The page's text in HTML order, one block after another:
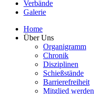
Verbände
Galerie
Home
Über Uns
Organigramm
Chronik
Disziplinen
Schießstände
Barrierefreiheit
Mitglied werden